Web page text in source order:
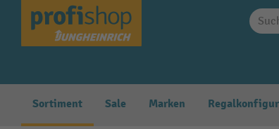
Zur Hauptnavigation springen
Sortiment Sale Marken